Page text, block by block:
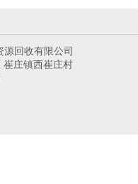
源回收有限公司
崔庄镇西崔庄村